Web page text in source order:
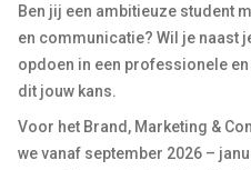
Ben jij een ambitieuze student
en communicatie? Wil je naast
opdoen in een professionele
dit jouw kans.
Voor het Brand, Marketing &
we vanaf september 2026 –